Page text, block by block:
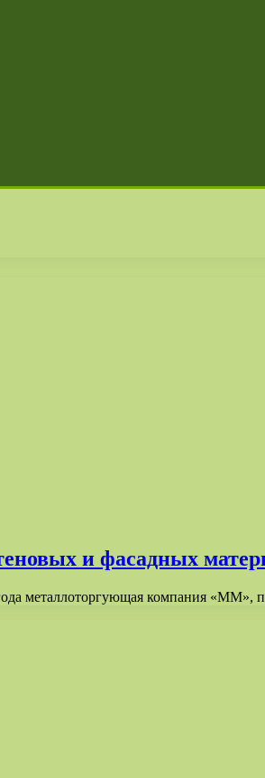
и фасадных
металлоторгующая компания «ММ»,